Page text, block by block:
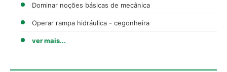
Dominar noções básicas de mecânica
Operar rampa hidráulica - cegonheira
ver mais...